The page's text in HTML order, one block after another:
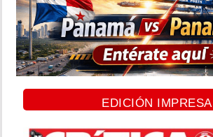
EDICIÓN IMPRESA